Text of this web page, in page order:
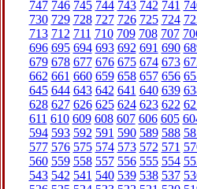
747 746 745 744 743 742 741
730 729 728 727 726 725 724
713 712 711 710 709 708 707
696 695 694 693 692 691 690
679 678 677 676 675 674 673
662 661 660 659 658 657 656
645 644 643 642 641 640 639
628 627 626 625 624 623 622
611 610 609 608 607 606 605
594 593 592 591 590 589 588
577 576 575 574 573 572 571
560 559 558 557 556 555 554
543 542 541 540 539 538 537